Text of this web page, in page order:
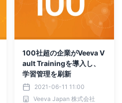
100社超の企業がVeeva V
ault Trainingを導入し、
学習管理を刷新
2021-06-11 11:00
Veeva Japan 株式会社